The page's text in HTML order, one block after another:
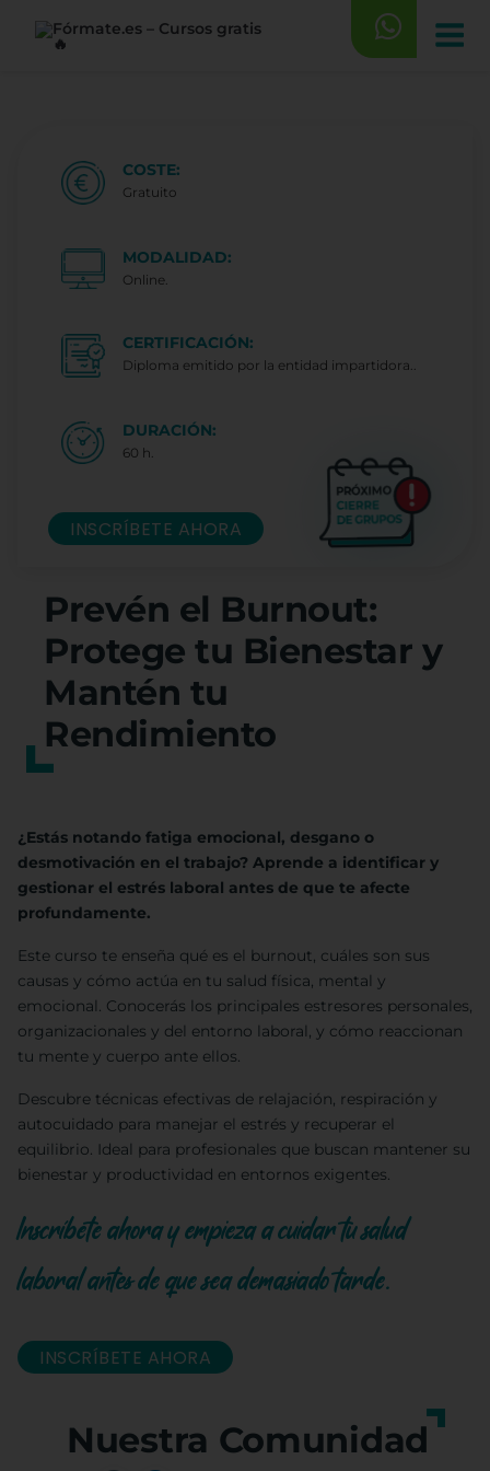
Prevén el Burnout:
Protege tu Bienestar y
Mantén tu
Rendimiento
¿Estás notando fatiga emocional, desgano o
desmotivación en el trabajo? Aprende a identificar y
gestionar el estrés laboral antes de que te afecte
profundamente.
Este curso te enseña qué es el burnout, cuáles son sus
causas y cómo actúa en tu salud física, mental y
emocional. Conocerás los principales estresores personales,
organizacionales y del entorno laboral, y cómo reaccionan
tu mente y cuerpo ante ellos.
Descubre técnicas efectivas de relajación, respiración y
autocuidado para manejar el estrés y recuperar el
equilibrio. Ideal para profesionales que buscan mantener su
bienestar y productividad en entornos exigentes.
Inscríbete ahora y empieza a cuidar tu salud
laboral antes de que sea demasiado tarde.
INSCRÍBETE AHORA
Nuestra Comunidad
COSTE:
Gratuito
MODALIDAD:
Online.
CERTIFICACIÓN:
Diploma emitido por la entidad impartidora..
DURACIÓN:
60 h.
INSCRÍBETE AHORA